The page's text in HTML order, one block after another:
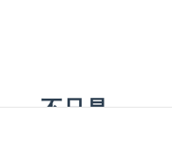
——不只是
在用